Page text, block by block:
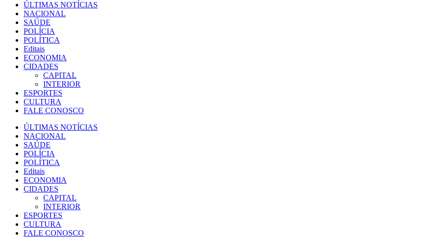
ÚLTIMAS NOTÍCIAS
NACIONAL
SAÚDE
POLÍCIA
POLÍTICA
Editais
ECONOMIA
CIDADES
CAPITAL
INTERIOR
ESPORTES
CULTURA
FALE CONOSCO
ÚLTIMAS NOTÍCIAS
NACIONAL
SAÚDE
POLÍCIA
POLÍTICA
Editais
ECONOMIA
CIDADES
CAPITAL
INTERIOR
ESPORTES
CULTURA
FALE CONOSCO